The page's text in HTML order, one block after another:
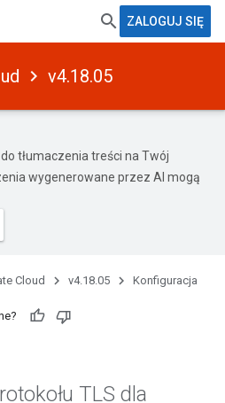
ZALOGUJ SIĘ
v4.18.05
tłumaczenia treści na Twój
wygenerowane przez AI mogą
Cloud v4.18.05 Konfiguracja
TLS dla